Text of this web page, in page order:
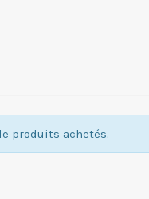
produits achetés.